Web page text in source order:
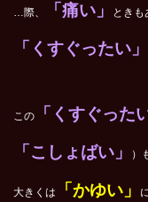
…際、 「痛い」 ときも
「くすぐったい」
この 「くすぐった
「こしょばい」 ）
大きくは 「かゆい」